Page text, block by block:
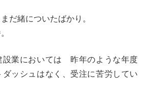
だ緒についたばかり。
設業においては 昨年のような年度
ダッシュはなく、受注に苦労してい